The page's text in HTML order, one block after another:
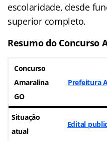
escolaridade, desde
superior completo.
Resumo do Concurso
Concurso
Amaralina
GO
Prefeitura
Situação
atual
Edital